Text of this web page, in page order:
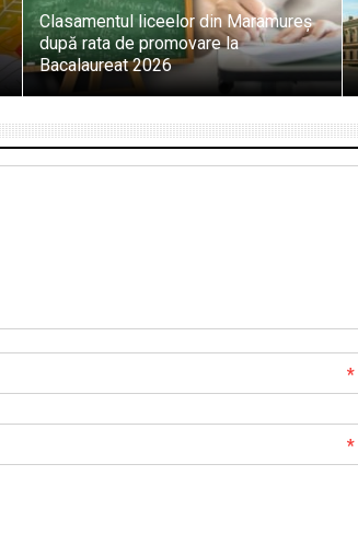
Clasamentul liceelor din Maramureș
după rata de promovare la
Bacalaureat 2026
*
*